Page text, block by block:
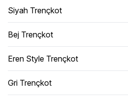
Siyah Trençkot
Bej Trençkot
Eren Style Trençkot
Gri Trençkot